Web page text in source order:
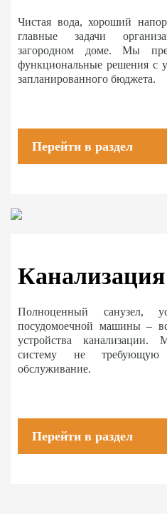
Чистая вода, хороший
главные задачи
загородном доме. Мы
функциональные решения с
запланированного бюджета.
Перейти в раздел
Канализация
Полноценный санузел,
посудомоечной машины –
устройства
систему не
обслуживание.
Перейти в раздел